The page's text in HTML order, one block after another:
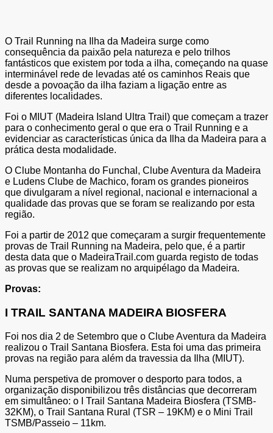
O Trail Running na Ilha da Madeira surge como
consequência da paixão pela natureza e pelo trilhos
fantásticos que existem por toda a ilha, começando na quase
interminável rede de levadas até os caminhos Reais que
desde a povoação da ilha faziam a ligação entre as
diferentes localidades.
Foi o MIUT (Madeira Island Ultra Trail) que começam a trazer
para o conhecimento geral o que era o Trail Running e a
evidenciar as características única da Ilha da Madeira para a
prática desta modalidade.
O Clube Montanha do Funchal, Clube Aventura da Madeira
e Ludens Clube de Machico, foram os grandes pioneiros
que divulgaram a nível regional, nacional e internacional a
qualidade das provas que se foram se realizando por esta
região.
Foi a partir de 2012 que começaram a surgir frequentemente
provas de Trail Running na Madeira, pelo que, é a partir
desta data que o MadeiraTrail.com guarda registo de todas
as provas que se realizam no arquipélago da Madeira.
Provas:
I TRAIL SANTANA MADEIRA BIOSFERA
Foi nos dia 2 de Setembro que o Clube Aventura da Madeira
realizou o Trail Santana Biosfera. Esta foi uma das primeira
provas na região para além da travessia da Ilha (MIUT).
Numa perspetiva de promover o desporto para todos, a
organização disponibilizou três distâncias que decorreram
em simultâneo: o I Trail Santana Madeira Biosfera (TSMB-
32KM), o Trail Santana Rural (TSR – 19KM) e o Mini Trail
TSMB/Passeio – 11km.